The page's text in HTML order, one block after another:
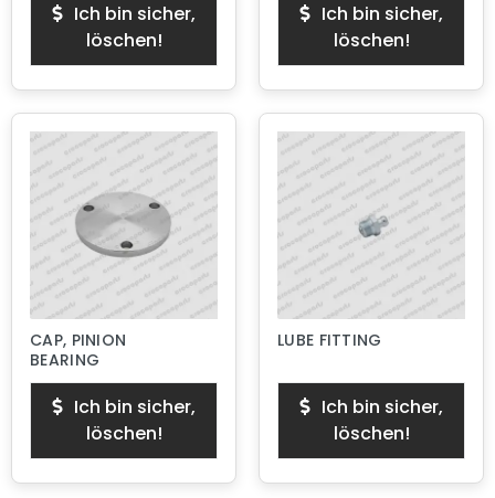
Ich bin sicher,
löschen!
Ich bin sicher,
löschen!
CAP, PINION
BEARING
Ich bin sicher,
löschen!
LUBE FITTING
Ich bin sicher,
löschen!